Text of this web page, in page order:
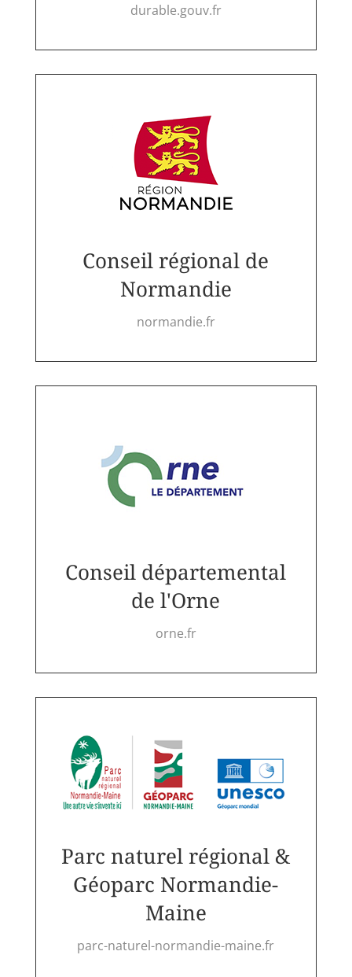
durable.gouv.fr
Conseil régional de
Normandie
normandie.fr
Conseil départemental
de l'Orne
orne.fr
Parc naturel régional &
Géoparc Normandie-
Maine
parc-naturel-normandie-maine.fr